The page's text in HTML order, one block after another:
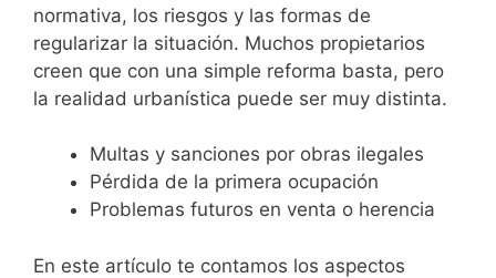
normativa, los riesgos y las formas de
regularizar la situación. Muchos propietarios
creen que con una simple reforma basta, pero
la realidad urbanística puede ser muy distinta.
Multas y sanciones por obras ilegales
Pérdida de la primera ocupación
Problemas futuros en venta o herencia
En este artículo te contamos los aspectos